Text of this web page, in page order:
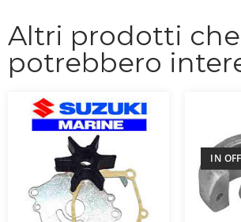
Altri prodotti che
potrebbero
IN